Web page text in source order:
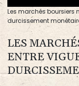
Les marchés boursiers
durcissement
LES
ENTRE